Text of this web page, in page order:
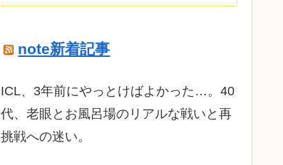
note新着記事
ICL、3年前にやっとけばよかった…。40
代、老眼とお風呂場のリアルな戦いと再
挑戦への迷い。